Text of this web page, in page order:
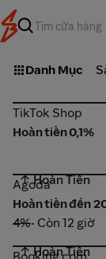
Danh Mục
TikTok Shop
TikTok Shop
Hoàn tiền 0,1%
Agoda
↑ Hoàn Tiền
Agoda
Hoàn tiền đến
4%• Còn 12 giờ
Booking.com
↑ Hoàn Tiền